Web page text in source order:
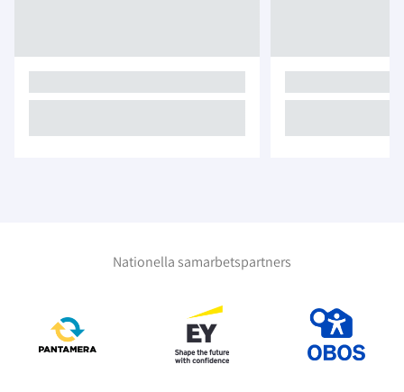
Nationella samarbetspartners